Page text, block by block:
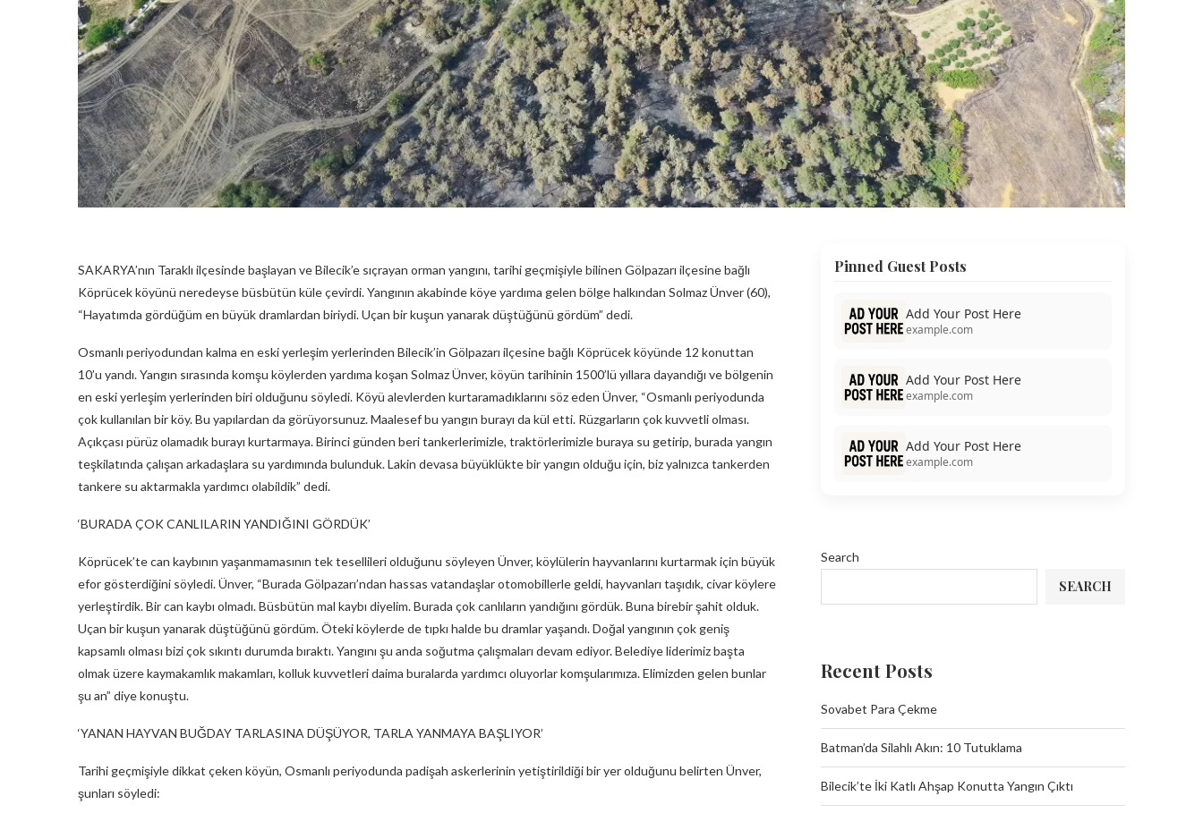
SAKARYA’nın Taraklı ilçesinde başlayan ve Bilecik’e sıçrayan orman yangını, tarihi geçmişiyle bilinen Gölpazarı ilçesine bağlı
Köprücek köyünü neredeyse büsbütün küle çevirdi. Yangının akabinde köye yardıma gelen bölge halkından Solmaz Ünver (60),
“Hayatımda gördüğüm en büyük dramlardan biriydi. Uçan bir kuşun yanarak düştüğünü gördüm” dedi.
Osmanlı periyodundan kalma en eski yerleşim yerlerinden Bilecik’in Gölpazarı ilçesine bağlı Köprücek köyünde 12 konuttan
10’u yandı. Yangın sırasında komşu köylerden yardıma koşan Solmaz Ünver, köyün tarihinin 1500’lü yıllara dayandığı ve bölgenin
en eski yerleşim yerlerinden biri olduğunu söyledi. Köyü alevlerden kurtaramadıklarını söz eden Ünver, “Osmanlı periyodunda
çok kullanılan bir köy. Bu yapılardan da görüyorsunuz. Maalesef bu yangın burayı da kül etti. Rüzgarların çok kuvvetli olması.
Açıkçası pürüz olamadık burayı kurtarmaya. Birinci günden beri tankerlerimizle, traktörlerimizle buraya su getirip, burada yangın
teşkilatında çalışan arkadaşlara su yardımında bulunduk. Lakin devasa büyüklükte bir yangın olduğu için, biz yalnızca tankerden
tankere su aktarmakla yardımcı olabildik” dedi.
‘BURADA ÇOK CANLILARIN YANDIĞINI GÖRDÜK’
Köprücek’te can kaybının yaşanmamasının tek tesellileri olduğunu söyleyen Ünver, köylülerin hayvanlarını kurtarmak için büyük
efor gösterdiğini söyledi. Ünver, “Burada Gölpazarı’ndan hassas vatandaşlar otomobillerle geldi, hayvanları taşıdık, civar köylere
yerleştirdik. Bir can kaybı olmadı. Büsbütün mal kaybı diyelim. Burada çok canlıların yandığını gördük. Buna birebir şahit olduk.
Uçan bir kuşun yanarak düştüğünü gördüm. Öteki köylerde de tıpkı halde bu dramlar yaşandı. Doğal yangının çok geniş
kapsamlı olması bizi çok sıkıntı durumda bıraktı. Yangını şu anda soğutma çalışmaları devam ediyor. Belediye liderimiz başta
olmak üzere kaymakamlık makamları, kolluk kuvvetleri daima buralarda yardımcı oluyorlar komşularımıza. Elimizden gelen bunlar
şu an” diye konuştu.
‘YANAN HAYVAN BUĞDAY TARLASINA DÜŞÜYOR, TARLA YANMAYA BAŞLIYOR’
Tarihi geçmişiyle dikkat çeken köyün, Osmanlı periyodunda padişah askerlerinin yetiştirildiği bir yer olduğunu belirten Ünver,
şunları söyledi:
Pinned Guest Posts
Add Your Post Here
example.com
Add Your Post Here
example.com
Add Your Post Here
example.com
Search
SEARCH
Recent Posts
Sovabet Para Çekme
Batman’da Silahlı Akın: 10 Tutuklama
Bilecik’te İki Katlı Ahşap Konutta Yangın Çıktı